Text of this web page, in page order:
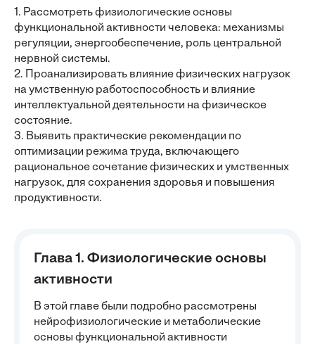
1. Рассмотреть физиологические основы
функциональной активности человека: механизмы
регуляции, энергообеспечение, роль центральной
нервной системы.
2. Проанализировать влияние физических нагрузок
на умственную работоспособность и влияние
интеллектуальной деятельности на физическое
состояние.
3. Выявить практические рекомендации по
оптимизации режима труда, включающего
рациональное сочетание физических и умственных
нагрузок, для сохранения здоровья и повышения
продуктивности.
Глава 1. Физиологические основы
активности
В этой главе были подробно рассмотрены
нейрофизиологические и метаболические
основы функциональной активности